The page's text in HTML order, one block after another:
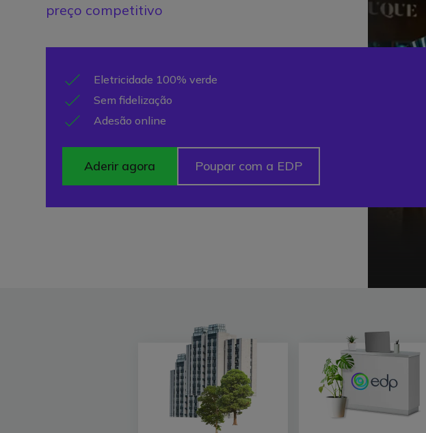
preço competitivo
Eletricidade 100% verde
Sem fidelização
Adesão online
Aderir agora Poupar com a EDP
Poupe em cada carregamento
Desconto
20%
Faturas e consumos
Suporte rápido e direto
Perfil personalizado
Conheça os benefícios